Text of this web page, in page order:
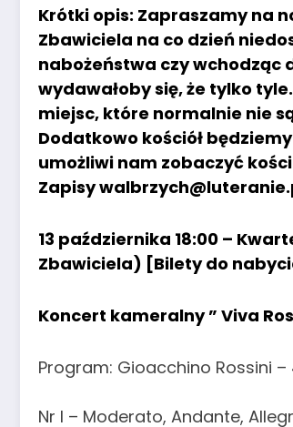
Krótki opis: Zapraszamy na
Zbawiciela na co dzień
nabożeństwa czy wchodząc
wydawałoby się, że tylko
miejsc, które normalnie nie
Dodatkowo kościół
umożliwi nam zobaczyć
Zapisy
13 października 18:00 –
Zbawiciela) [Bilety do
Koncert kameralny ” Viva
Program: Gioacchino Rossini
Nr I – Moderato, Andante,